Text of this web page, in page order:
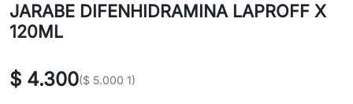
JARABE DIFENHIDRAMINA LAPROFF X
120ML
$ 4.300($ 5.000 1)